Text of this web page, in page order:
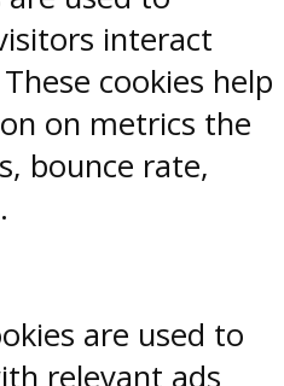
interact
cookies help
on metrics the
bounce rate,
are used to
relevant ads